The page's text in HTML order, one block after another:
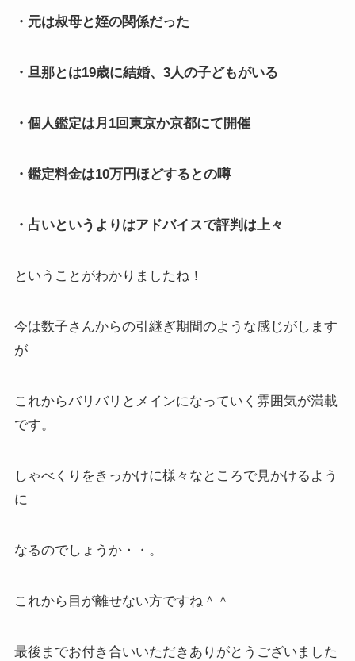
・元は叔母と姪の関係だった
・旦那とは19歳に結婚、3人の子どもがいる
・個人鑑定は月1回東京か京都にて開催
・鑑定料金は10万円ほどするとの噂
・占いというよりはアドバイスで評判は上々
ということがわかりましたね！
今は数子さんからの引継ぎ期間のような感じがします
が
これからバリバリとメインになっていく雰囲気が満載
です。
しゃべくりをきっかけに様々なところで見かけるよう
に
なるのでしょうか・・。
これから目が離せない方ですね＾＾
最後までお付き合いいただきありがとうございました